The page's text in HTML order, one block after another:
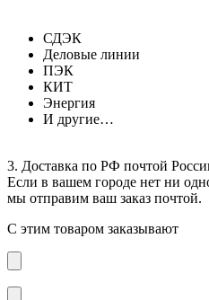
СДЭК
Деловые линии
ПЭК
КИТ
Энергия
И другие…
3. Доставка по РФ почтой
Если в вашем городе нет ни
мы отправим ваш заказ почтой.
С этим товаром заказывают